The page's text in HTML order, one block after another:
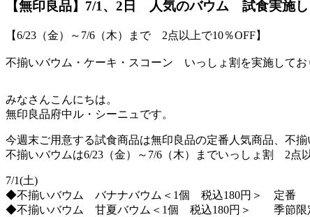
【無印良品】7/1、2日 人気のバウム 試食実施し
【6/23（金）～7/6（木）まで 2点以上で10％OFF】
不揃いバウム・ケーキ・スコーン いっしょ割を実施してお
みなさんこんにちは。
無印良品府中ル・シーニュです。
今週末ご用意する試食商品は無印良品の定番人気商品、不揃
不揃いバウムは6/23（金）～7/6（木）までいっしょ割 2点
7/1(土)
◆不揃いバウム バナナバウム＜1個 税込180円＞ 定番
◆不揃いバウム 甘夏バウム＜1個 税込180円＞ 季節限